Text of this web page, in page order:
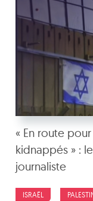
« En route
kidnappés » :
journaliste
ISRAËL